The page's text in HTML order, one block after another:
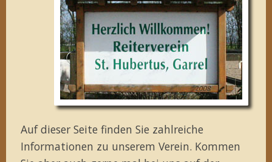
Auf dieser Seite finden Sie zahlreiche
Informationen zu unserem Verein. Kommen